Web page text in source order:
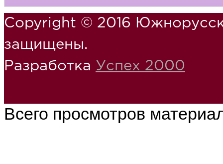
Copyright © 2016
защищены.
Разработка Успех 2000
Всего просмотров